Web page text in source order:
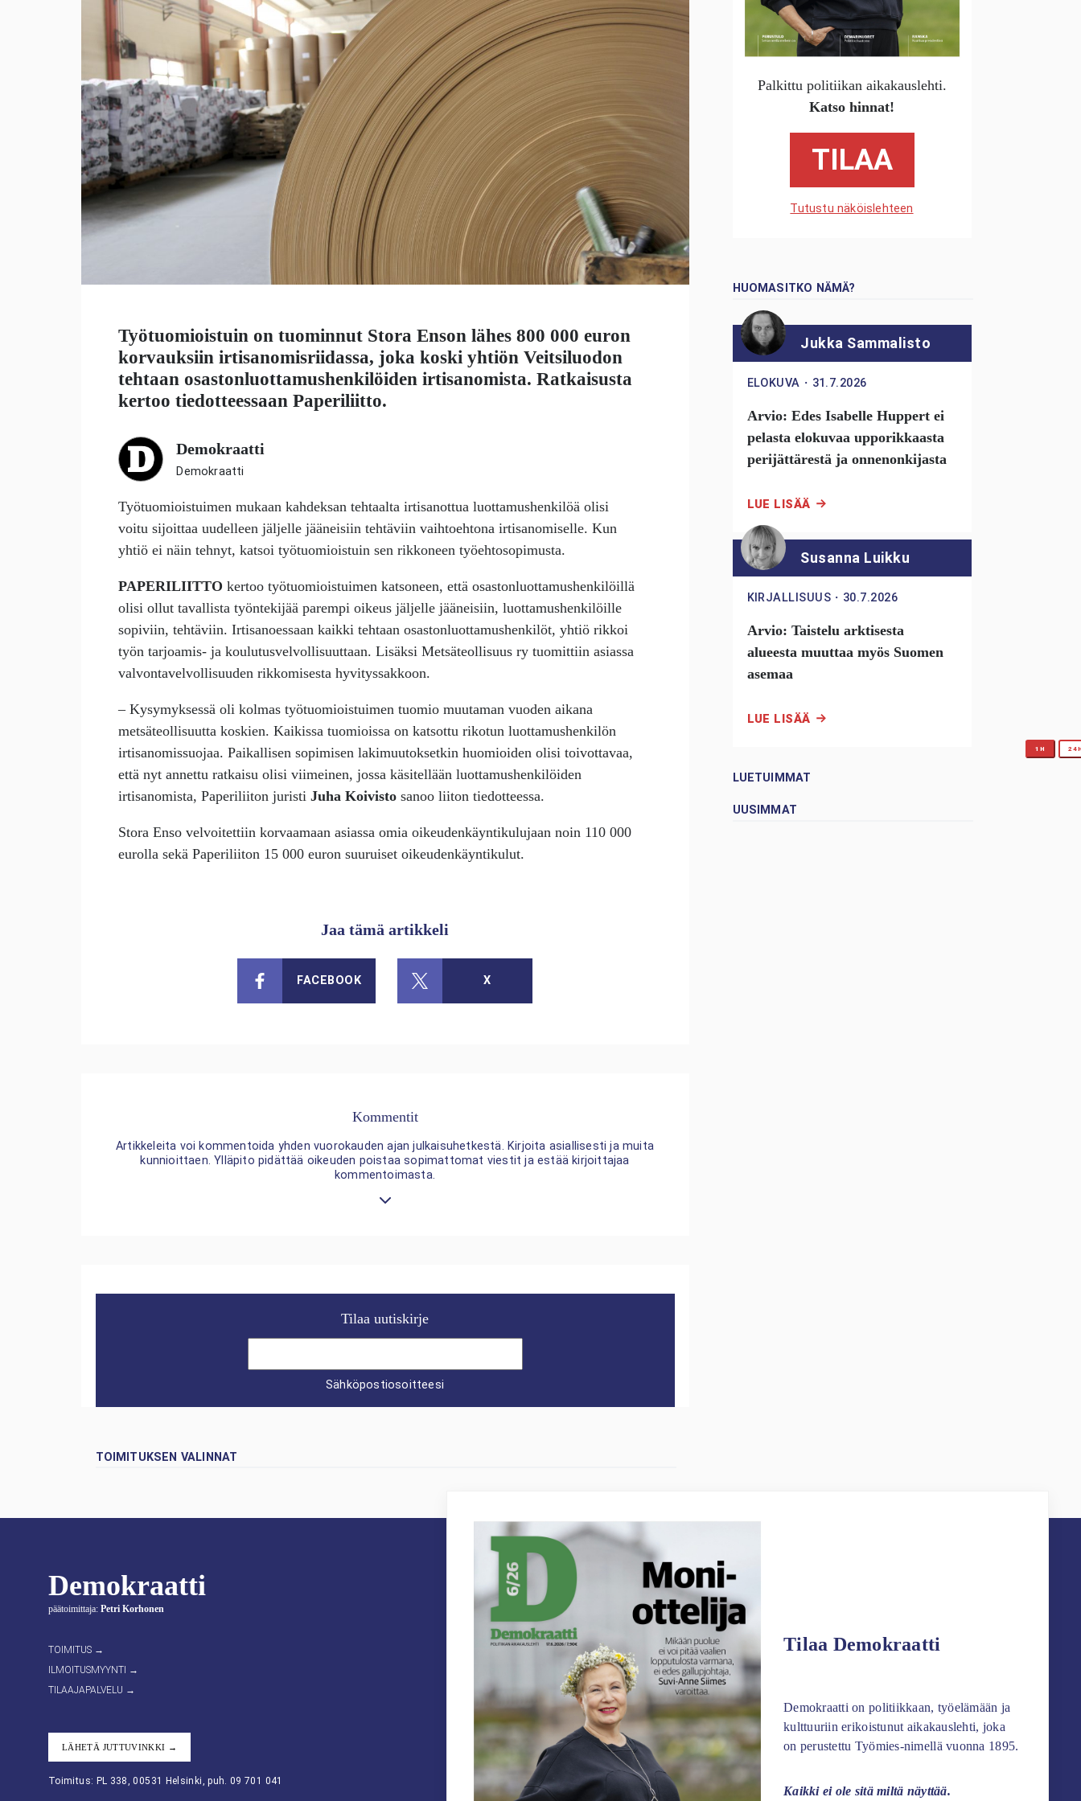
Työtuomioistuin on tuominnut Stora Enson lähes 800 000 euron
korvauksiin irtisanomisriidassa, joka koski yhtiön Veitsiluodon
tehtaan osastonluottamushenkilöiden irtisanomista. Ratkaisusta
kertoo tiedotteessaan Paperiliitto.
Demokraatti
Demokraatti
Työtuomioistuimen mukaan kahdeksan tehtaalta irtisanottua luottamushenkilöä olisi
voitu sijoittaa uudelleen jäljelle jääneisiin tehtäviin vaihtoehtona irtisanomiselle. Kun
yhtiö ei näin tehnyt, katsoi työtuomioistuin sen rikkoneen työehtosopimusta.
PAPERILIITTOkertoo työtuomioistuimen katsoneen, että osastonluottamushenkilöillä
olisi ollut tavallista työntekijää parempi oikeus jäljelle jääneisiin, luottamushenkilöille
sopiviin, tehtäviin. Irtisanoessaan kaikki tehtaan osastonluottamushenkilöt, yhtiö rikkoi
työn tarjoamis- ja koulutusvelvollisuuttaan. Lisäksi Metsäteollisuus ry tuomittiin asiassa
valvontavelvollisuuden rikkomisesta hyvityssakkoon.
– Kysymyksessä oli kolmas työtuomioistuimen tuomio muutaman vuoden aikana
metsäteollisuutta koskien. Kaikissa tuomioissa on katsottu rikotun luottamushenkilön
irtisanomissuojaa. Paikallisen sopimisen lakimuutoksetkin huomioiden olisi toivottavaa,
että nyt annettu ratkaisu olisi viimeinen, jossa käsitellään luottamushenkilöiden
irtisanomista, Paperiliiton juristiJuha Koivisto sanoo liiton tiedotteessa.
Stora Enso velvoitettiin korvaamaan asiassa omia oikeudenkäyntikulujaan noin 110 000
eurolla sekä Paperiliiton 15 000 euron suuruiset oikeudenkäyntikulut.
Jaa tämä artikkeli
FACEBOOK X
Kommentit
Artikkeleita voi kommentoida yhden vuorokauden ajan julkaisuhetkestä. Kirjoita asiallisesti ja muita
kunnioittaen. Ylläpito pidättää oikeuden poistaa sopimattomat viestit ja estää kirjoittajaa
kommentoimasta.
Tilaa uutiskirje
Sähköpostiosoitteesi
TOIMITUKSEN VALINNAT
Palkittu politiikan aikakauslehti.
Katso hinnat!
TILAA
Tutustu näköislehteen
HUOMASITKO NÄMÄ?
Jukka Sammalisto
ELOKUVA ・ 31.7.2026
Arvio: Edes Isabelle Huppert ei
pelasta elokuvaa upporikkaasta
perijättärestä ja onnenonkijasta
LUE LISÄÄ
Susanna Luikku
KIRJALLISUUS ・ 30.7.2026
Arvio: Taistelu arktisesta
alueesta muuttaa myös Suomen
asemaa
LUE LISÄÄ
LUETUIMMAT
1H
UUSIMMAT
Demokraatti
päätoimittaja: Petri Korhonen
TOIMITUS →
ILMOITUSMYYNTI →
TILAAJAPALVELU →
LÄHETÄ JUTTUVINKKI →
Toimitus: PL 338, 00531 Helsinki, puh. 09 701 041
Tilaa Demokraatti
Demokraatti on politiikkaan, työelämään ja
kulttuuriin erikoistunut aikakauslehti, joka
on perustettu Työmies-nimellä vuonna 1895.
Kaikki ei ole sitä miltä näyttää.